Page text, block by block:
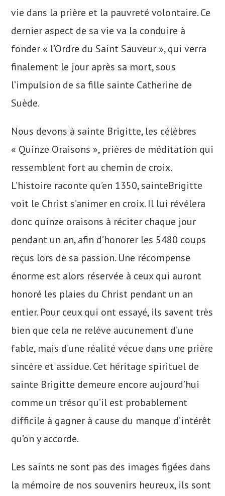
vie dans la prière et la pauvreté volontaire. Ce
dernier aspect de sa vie va la conduire à
fonder « l’Ordre du Saint Sauveur », qui verra
finalement le jour après sa mort, sous
l’impulsion de sa fille sainte Catherine de
Suède.
Nous devons à sainte Brigitte, les célèbres
« Quinze Oraisons », prières de méditation qui
ressemblent fort au chemin de croix.
L’histoire raconte qu’en 1350, sainteBrigitte
voit le Christ s’animer en croix. Il lui révélera
donc quinze oraisons à réciter chaque jour
pendant un an, afin d’honorer les 5480 coups
reçus lors de sa passion. Une récompense
énorme est alors réservée à ceux qui auront
honoré les plaies du Christ pendant un an
entier. Pour ceux qui ont essayé, ils savent très
bien que cela ne relève aucunement d’une
fable, mais d’une réalité vécue dans une prière
sincère et assidue. Cet héritage spirituel de
sainte Brigitte demeure encore aujourd’hui
comme un trésor qu’il est probablement
difficile à gagner à cause du manque d’intérêt
qu’on y accorde.
Les saints ne sont pas des images figées dans
la mémoire de nos souvenirs heureux, ils sont